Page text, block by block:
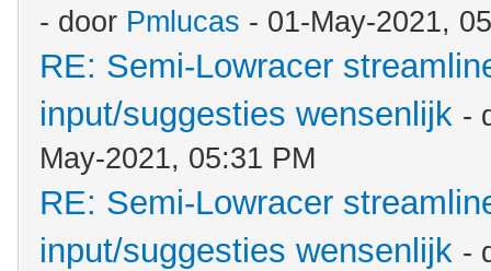
- door Pmlucas - 01-May-2021,
RE: Semi-Lowracer
input/suggesties wensenlijk -
May-2021, 05:31 PM
RE: Semi-Lowracer
input/suggesties wensenlijk -